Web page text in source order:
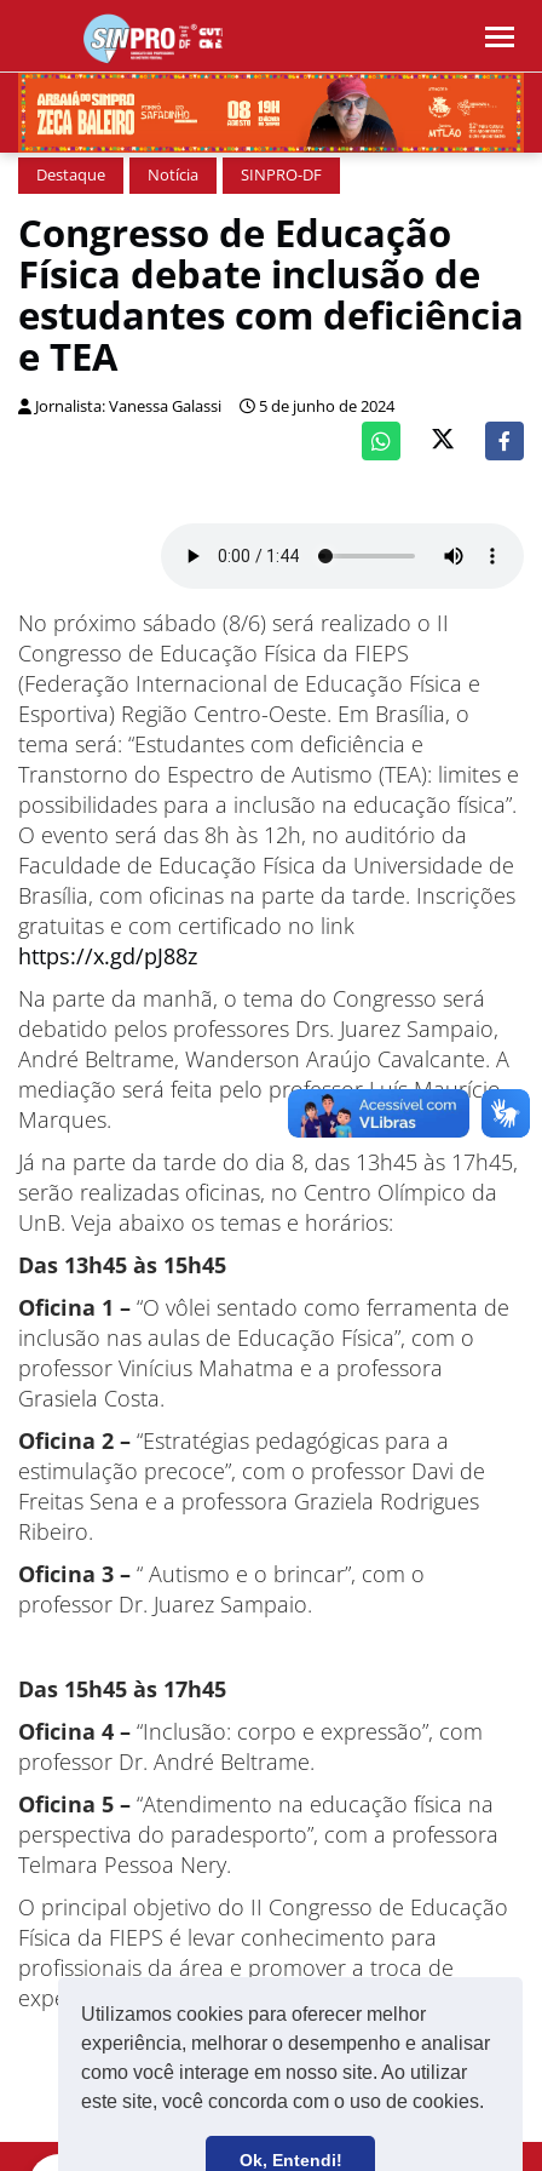
Utilizamos cookies para oferecer melhor
experiência, melhorar o desempenho e analisar
como você interage em nosso site. Ao utilizar
este site, você concorda com o uso de cookies.
Ok, Entendi!
Destaque Notícia SINPRO-DF
Congresso de Educação
Física debate inclusão de
estudantes com deficiência
e TEA
Jornalista: Vanessa Galassi 5 de junho de 2024
No próximo sábado (8/6) será realizado o II
Congresso de Educação Física da FIEPS
(Federação Internacional de Educação Física e
Esportiva) Região Centro-Oeste. Em Brasília, o
tema será: “Estudantes com deficiência e
Transtorno do Espectro de Autismo (TEA): limites e
possibilidades para a inclusão na educação física”.
O evento será das 8h às 12h, no auditório da
Faculdade de Educação Física da Universidade de
Brasília, com oficinas na parte da tarde. Inscrições
gratuitas e com certificado no link
https://x.gd/pJ88z
Na parte da manhã, o tema do Congresso será
debatido pelos professores Drs. Juarez Sampaio,
André Beltrame, Wanderson Araújo Cavalcante. A
mediação será feita pelo professor Luís Maurício
Marques.
Já na parte da tarde do dia 8, das 13h45 às 17h45,
serão realizadas oficinas, no Centro Olímpico da
UnB. Veja abaixo os temas e horários:
Das 13h45 às 15h45
Oficina 1 – “O vôlei sentado como ferramenta de
inclusão nas aulas de Educação Física”, com o
professor Vinícius Mahatma e a professora
Grasiela Costa.
Oficina 2 – “Estratégias pedagógicas para a
estimulação precoce”, com o professor Davi de
Freitas Sena e a professora Graziela Rodrigues
Ribeiro.
Oficina 3 – “ Autismo e o brincar”, com o
professor Dr. Juarez Sampaio.
Das 15h45 às 17h45
Oficina 4 – “Inclusão: corpo e expressão”, com
professor Dr. André Beltrame.
Oficina 5 – “Atendimento na educação física na
perspectiva do paradesporto”, com a professora
Telmara Pessoa Nery.
O principal objetivo do II Congresso de Educação
Física da FIEPS é levar conhecimento para
profissionais da área e promover a troca de
experiência.